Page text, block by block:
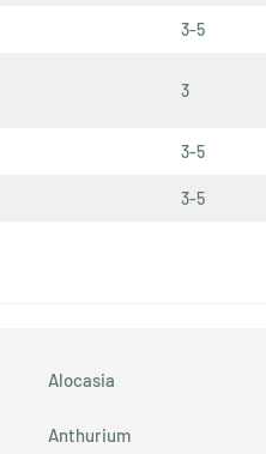
3-5
3
3-5
3-5
Alocasia
Anthurium